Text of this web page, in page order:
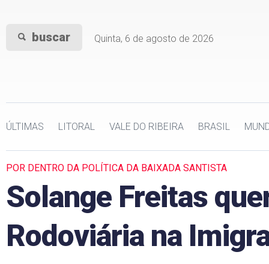
buscar Quinta, 6 de agosto de 2026
ÚLTIMAS LITORAL VALE DO RIBEIRA BRASIL
POR DENTRO DA POLÍTICA DA BAIXADA SANTISTA
Solange Freitas
Rodoviária na